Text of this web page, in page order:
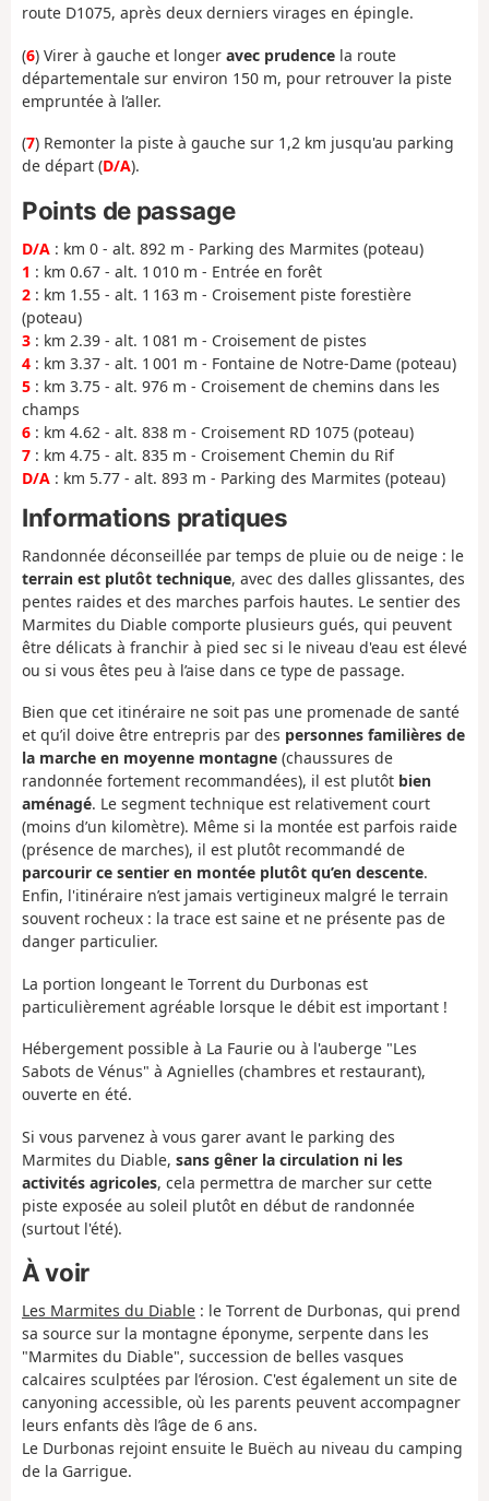
route D1075, après deux derniers virages en épingle.
(6) Virer à gauche et longer avec prudence la route
départementale sur environ 150 m, pour retrouver la piste
empruntée à l’aller.
(7) Remonter la piste à gauche sur 1,2 km jusqu'au parking
de départ (D/A).
Points de passage
D/A : km 0 - alt. 892 m - Parking des Marmites (poteau)
1 : km 0.67 - alt. 1 010 m - Entrée en forêt
2 : km 1.55 - alt. 1 163 m - Croisement piste forestière
(poteau)
3 : km 2.39 - alt. 1 081 m - Croisement de pistes
4 : km 3.37 - alt. 1 001 m - Fontaine de Notre-Dame (poteau)
5 : km 3.75 - alt. 976 m - Croisement de chemins dans les
champs
6 : km 4.62 - alt. 838 m - Croisement RD 1075 (poteau)
7 : km 4.75 - alt. 835 m - Croisement Chemin du Rif
D/A : km 5.77 - alt. 893 m - Parking des Marmites (poteau)
Informations pratiques
Randonnée déconseillée par temps de pluie ou de neige : le
terrain est plutôt technique, avec des dalles glissantes, des
pentes raides et des marches parfois hautes. Le sentier des
Marmites du Diable comporte plusieurs gués, qui peuvent
être délicats à franchir à pied sec si le niveau d'eau est élevé
ou si vous êtes peu à l’aise dans ce type de passage.
Bien que cet itinéraire ne soit pas une promenade de santé
et qu’il doive être entrepris par des personnes familières de
la marche en moyenne montagne (chaussures de
randonnée fortement recommandées), il est plutôt bien
aménagé. Le segment technique est relativement court
(moins d’un kilomètre). Même si la montée est parfois raide
(présence de marches), il est plutôt recommandé de
parcourir ce sentier en montée plutôt qu’en descente.
Enfin, l'itinéraire n’est jamais vertigineux malgré le terrain
souvent rocheux : la trace est saine et ne présente pas de
danger particulier.
La portion longeant le Torrent du Durbonas est
particulièrement agréable lorsque le débit est important !
Hébergement possible à La Faurie ou à l'auberge "Les
Sabots de Vénus" à Agnielles (chambres et restaurant),
ouverte en été.
Si vous parvenez à vous garer avant le parking des
Marmites du Diable, sans gêner la circulation ni les
activités agricoles, cela permettra de marcher sur cette
piste exposée au soleil plutôt en début de randonnée
(surtout l'été).
À voir
Les Marmites du Diable : le Torrent de Durbonas, qui prend
sa source sur la montagne éponyme, serpente dans les
"Marmites du Diable", succession de belles vasques
calcaires sculptées par l’érosion. C'est également un site de
canyoning accessible, où les parents peuvent accompagner
leurs enfants dès l’âge de 6 ans.
Le Durbonas rejoint ensuite le Buëch au niveau du camping
de la Garrigue.